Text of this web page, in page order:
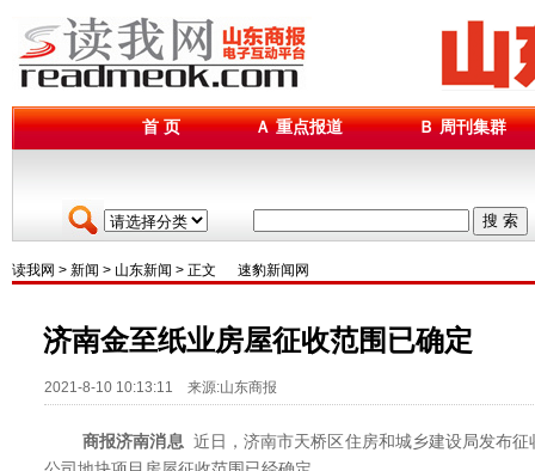
首 页 Ａ 重点报道 Ｂ 周刊集群
搜 索
读我网 > 新闻 > 山东新闻 > 正文 速豹新闻网
济南金至纸业房屋征收范围已确定
2021-8-10 10:13:11 来源:山东商报
商报济南消息 近日，济南市天桥区住房和城乡建设局发布